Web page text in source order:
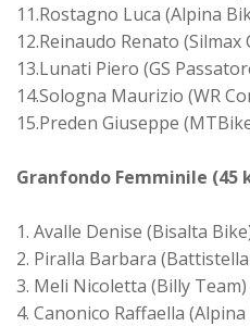
11.Rostagno Luca (Alpina
12.Reinaudo Renato
13.Lunati Piero (GS
14.Sologna Maurizio (WR
15.Preden Giuseppe
Granfondo Femminile (45
1. Avalle Denise (Bisalta
2. Piralla Barbara
3. Meli Nicoletta (Billy
4. Canonico Raffaella